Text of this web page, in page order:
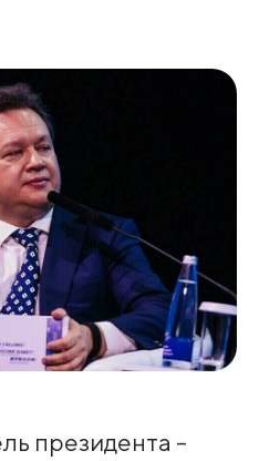
президента -